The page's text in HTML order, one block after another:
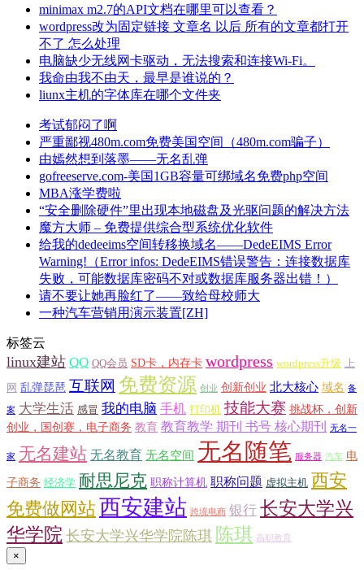
minimax m2.7的API文档在哪里可以查看？
wordpress改为固定链接 文章名 以后 所有的文章都打开
不了 怎么处理
电脑缺少无线网卡驱动，无法搜索和连接Wi-Fi。
我命由我不由天，最早是谁说的？
liunx主机的字体库在哪个文件夹
考试郁闷了啊
严重鄙视480m.com免费美国空间（480m.com骗子）
由嫣然想到落墨——无名乱弹
gofreeserve.com-美国1GB容量可绑域名免费php空间
MBA涨学费啦
“安全删除硬件”里出现本地磁盘及光驱问题的解决方法
魔方大师 – 免费提供综合型系统优化软件
给我的dedeeims空间转移换域名——DedeEIMS Error
Warning!（Error infos: DedeEIMS错误警告：连接数据库
失败，可能数据库密码不对或数据库服务器出错！）
请不要让她再脸红了——致给母校师大
一种汽车营销用演示装置[ZH]
标签云
linux建站 QQ QQ会员 SD卡，内存卡 wordpress wordpress升级 上
网 乱弹琵琶 互联网 免费资源 创业 创新创业 北大核心 域名 备
案 大学生活 感冒 我的电脑 手机 打印机 技能大赛 挑战杯，创新
创业，国创赛，电子商务 教育 教育教学 期刊 书号 核心期刊 无名一
家 无名建站 无名教育 无名空间 无名随笔 服务器 汽车 电
子商务 经济学 耐思尼克 职称计算机 职称问题 虚拟主机 西安
免费做网站西安建站 跨境电商 银行 长安大学兴
华学院 长安大学兴华学院陈琪 陈琪 高职教育
×